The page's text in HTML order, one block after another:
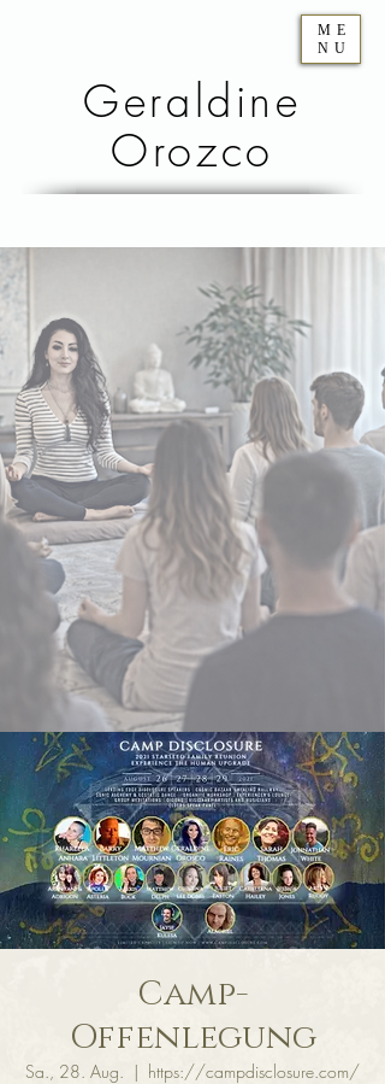
Geraldine
Orozco
ME
NU
Camp-
Offenlegung
Sa., 28. Aug.
  |
https://campdisclosure.com/